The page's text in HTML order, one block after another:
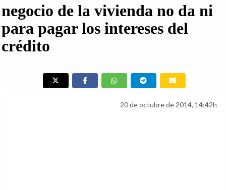
negocio de la vivienda no da ni
para pagar los intereses del
crédito
20 de octubre de 2014, 14:42h